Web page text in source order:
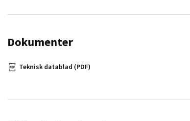
Dokumenter
Teknisk datablad (PDF)